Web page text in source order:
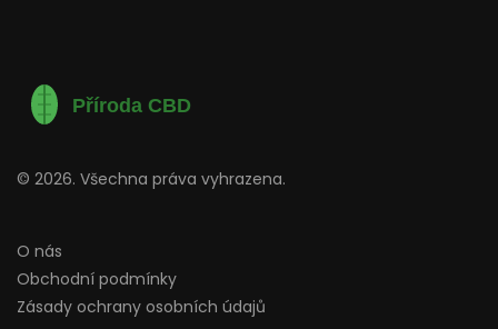
© 2026. Všechna práva vyhrazena.
O nás
Obchodní podmínky
Zásady ochrany osobních údajů